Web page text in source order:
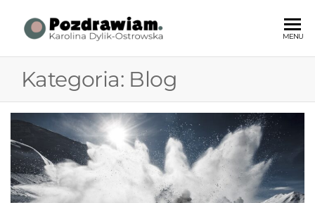
Karolina
Ostrowska
marketing
MENU
Kategoria: Blog